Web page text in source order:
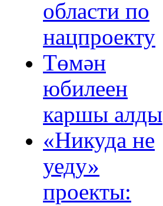
области по
нацпроекту
Төмән
юбилеен
каршы алды
«Никуда не
уеду»
проекты: